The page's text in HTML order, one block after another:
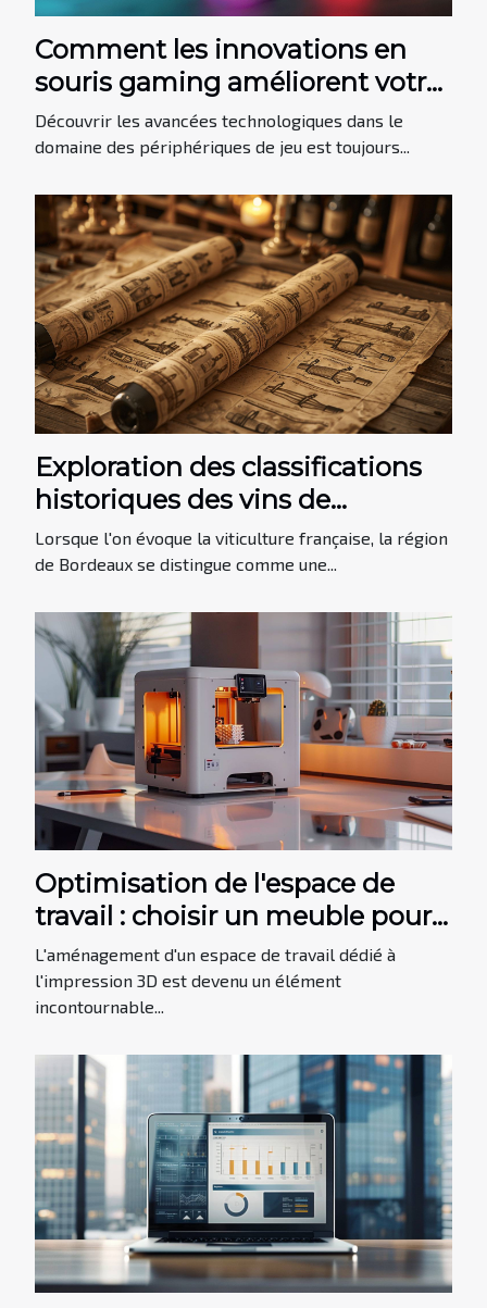
Comment les innovations en
souris gaming améliorent votre
expérience de jeu
Découvrir les avancées technologiques dans le
domaine des périphériques de jeu est toujours...
Exploration des classifications
historiques des vins de
Bordeaux
Lorsque l'on évoque la viticulture française, la région
de Bordeaux se distingue comme une...
Optimisation de l'espace de
travail : choisir un meuble pour
imprimante 3D
L'aménagement d'un espace de travail dédié à
l'impression 3D est devenu un élément
incontournable...